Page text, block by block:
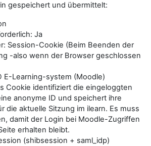
gespeichert und übermittelt:
Ja
Session-Cookie (Beim Beenden der
-also wenn der Browser geschlossen
E-Learning-system (Moodle)
Cookie identifiziert die eingeloggten
anonyme ID und speichert ihre
die aktuelle Sitzung im ilearn. Es muss
damit der Login bei Moodle-Zugriffen
erhalten bleibt.
(shibsession + saml_idp)